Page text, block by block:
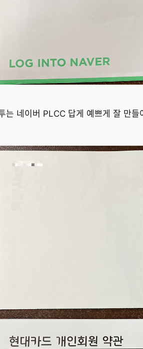
는 네이버 PLCC 답게 예쁘게 잘 만들